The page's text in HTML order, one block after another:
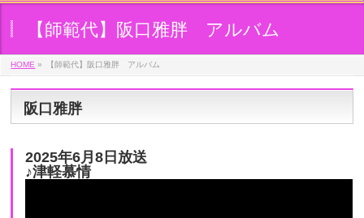
【師範代】阪口雅胖 アルバム
HOME » 【師範代】阪口雅胖 アルバム
阪口雅胖
2025年6月8日放送
♪津軽慕情